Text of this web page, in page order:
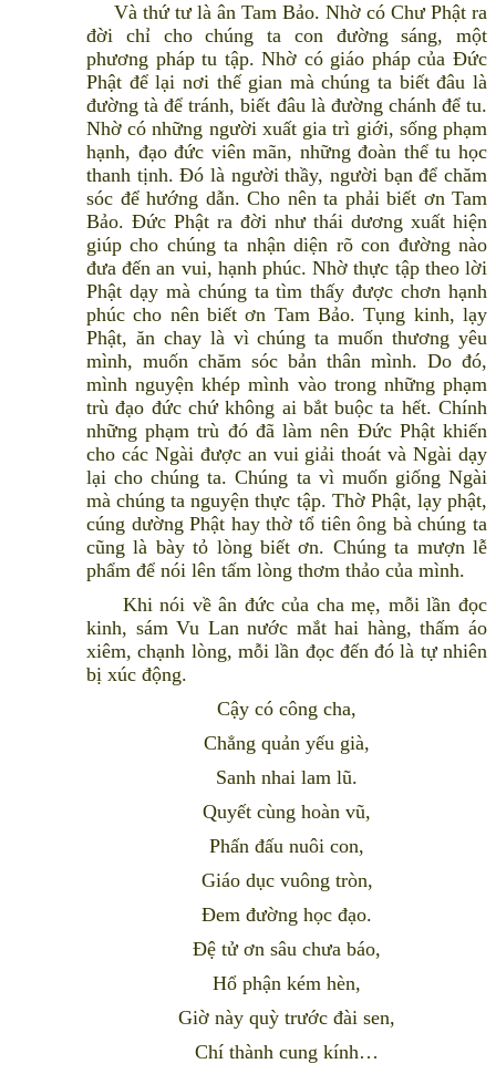
Và thứ tư là ân Tam Bảo. Nhờ có Chư Phật ra
đời chỉ cho chúng ta con đường sáng, một
phương pháp tu tập. Nhờ có giáo pháp của Đức
Phật để lại nơi thế gian mà chúng ta biết đâu là
đường tà để tránh, biết đâu là đường chánh để tu.
Nhờ có những người xuất gia trì giới, sống phạm
hạnh, đạo đức viên mãn, những đoàn thể tu học
thanh tịnh. Đó là người thầy, người bạn để chăm
sóc để hướng dẫn. Cho nên ta phải biết ơn Tam
Bảo. Đức Phật ra đời như thái dương xuất hiện
giúp cho chúng ta nhận diện rõ con đường nào
đưa đến an vui, hạnh phúc. Nhờ thực tập theo lời
Phật dạy mà chúng ta tìm thấy được chơn hạnh
phúc cho nên biết ơn Tam Bảo. Tụng kinh, lạy
Phật, ăn chay là vì chúng ta muốn thương yêu
mình, muốn chăm sóc bản thân mình. Do đó,
mình nguyện khép mình vào trong những phạm
trù đạo đức chứ không ai bắt buộc ta hết. Chính
những phạm trù đó đã làm nên Đức Phật khiến
cho các Ngài được an vui giải thoát và Ngài dạy
lại cho chúng ta. Chúng ta vì muốn giống Ngài
mà chúng ta nguyện thực tập. Thờ Phật, lạy phật,
cúng dường Phật hay thờ tổ tiên ông bà chúng ta
cũng là bày tỏ lòng biết ơn. Chúng ta mượn lễ
phẩm để nói lên tấm lòng thơm thảo của mình.
Khi nói về ân đức của cha mẹ, mỗi lần đọc
kinh, sám Vu Lan nước mắt hai hàng, thấm áo
xiêm, chạnh lòng, mỗi lần đọc đến đó là tự nhiên
bị xúc động.
Cậy có công cha,
Chẳng quản yếu già,
Sanh nhai lam lũ.
Quyết cùng hoàn vũ,
Phấn đấu nuôi con,
Giáo dục vuông tròn,
Ðem đường học đạo.
Ðệ tử ơn sâu chưa báo,
Hổ phận kém hèn,
Giờ này quỳ trước đài sen,
Chí thành cung kính…